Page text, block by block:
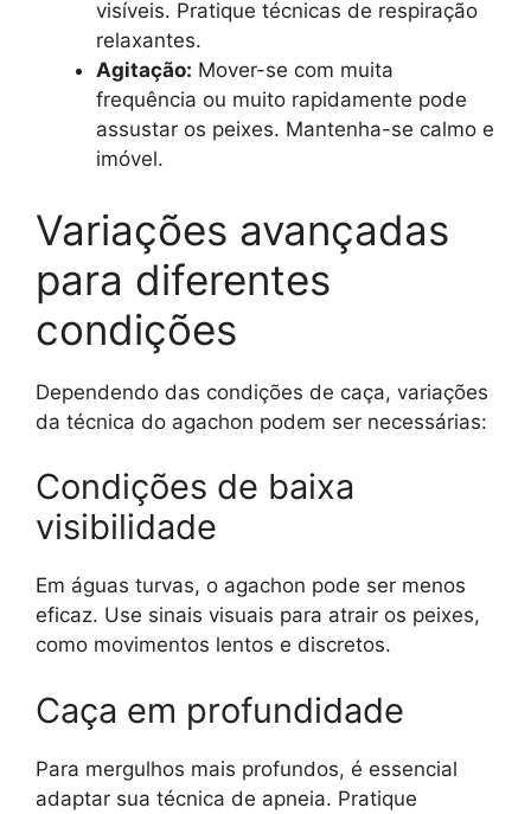
visíveis. Pratique técnicas de respiração
relaxantes.
Agitação: Mover-se com muita
frequência ou muito rapidamente pode
assustar os peixes. Mantenha-se calmo e
imóvel.
Variações avançadas
para diferentes
condições
Dependendo das condições de caça, variações
da técnica do agachon podem ser necessárias:
Condições de baixa
visibilidade
Em águas turvas, o agachon pode ser menos
eficaz. Use sinais visuais para atrair os peixes,
como movimentos lentos e discretos.
Caça em profundidade
Para mergulhos mais profundos, é essencial
adaptar sua técnica de apneia. Pratique